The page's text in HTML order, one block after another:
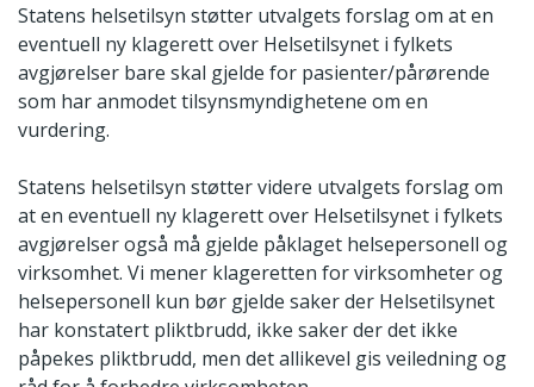
Statens helsetilsyn støtter utvalgets forslag om at en
eventuell ny klagerett over Helsetilsynet i fylkets
avgjørelser bare skal gjelde for pasienter/pårørende
som har anmodet tilsynsmyndighetene om en
vurdering.
Statens helsetilsyn støtter videre utvalgets forslag om
at en eventuell ny klagerett over Helsetilsynet i fylkets
avgjørelser også må gjelde påklaget helsepersonell og
virksomhet. Vi mener klageretten for virksomheter og
helsepersonell kun bør gjelde saker der Helsetilsynet
har konstatert pliktbrudd, ikke saker der det ikke
påpekes pliktbrudd, men det allikevel gis veiledning og